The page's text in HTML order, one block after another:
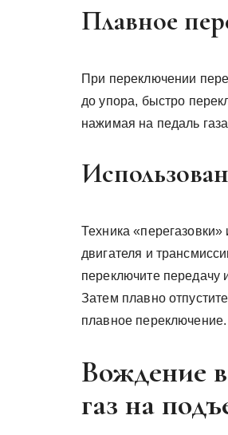
Плавное
При переключении
до упора, быстро
нажимая на педаль
Техника
двигателя и
переключите передачу
Затем плавно
плавное переключение.
Вождение
газ на